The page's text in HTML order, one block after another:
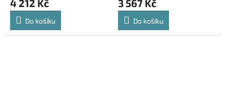
4 212 Kč
Do košíku
3 567 Kč
Do košíku